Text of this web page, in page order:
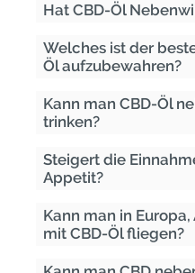
Hat CBD-Öl
Welches ist der
Öl aufzubewahren?
Kann man CBD-Öl
trinken?
Steigert die
Appetit?
Kann man in
mit CBD-Öl fliegen?